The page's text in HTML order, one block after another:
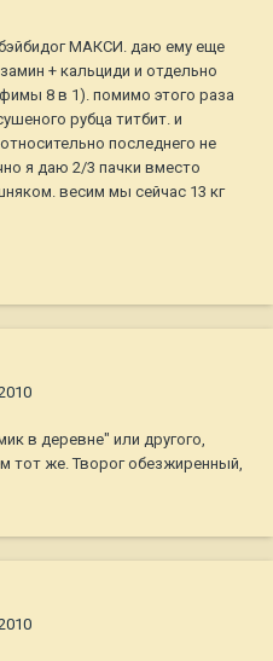
МАКСИ. даю ему еще
+ кальциди и отдельно
8 в 1). помимо этого раза
рубца титбит. и
последнего не
я даю 2/3 пачки вместо
весим мы сейчас 13 кг
в деревне" или другого,
тот же. Творог обезжиренный,